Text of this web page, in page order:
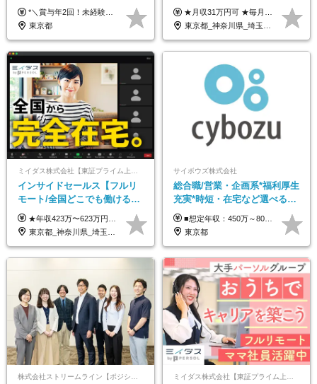
120日*土日祝休み*残業ほぼな
し*育児中社員8割以上
*＼賞与年2回！未経験から月給28万円スタート／* ◆月給28万～40万円＋賞与年2回＋各種インセンティブ ※経験・スキルを考慮の上、決定します ※試用期間6ヶ月間あり（期間中は月給26万円～になります。その他待遇等に差異はありません） ※月給には月35時間分の固定残業代含む（月5万4800円/超過分別途支給） ※ほとんどのメンバーが残業ゼロです！フレックスタイム制のため、自分の生活に合わせて調整できます。 ＼希望性で土曜日出勤あり／ お客様より「土曜日に応募者の対応をしてほしい」という ご要望を受けた際に、応募者対応⇒求職者との メッセージのやり取りなど、対応が発生する場合があります。 ※土曜日に出勤いただく場合は ・2時間稼働：4500円 ・4時間稼働：9000円 の給与が発生。勤務時間が4時間超えることは原則ありません。 短期間で高い給与をGETできるチャンスです♪
東京都
可/月最大3万のインセンティ
ブ支給/平均年齢33歳
★月収31万円可 ★毎月「最大3万円」のインセンティブあり 月給266,228円～＋スキル手当（15,000円）＋インセンティブ（月最大3万円） ※月給例（月額最大額）：281,228 円＋残業代発生分 インセンティブを最大まで取得できた場合は、月額最大額：311,228円＋残業代発生分 となります ※経験・スキルなどを考慮し決定します ※残業代は1分単位で支給 ※試用期間3ヵ月あり（契約社員期間も給与・待遇に変更なし） ※インセンティブは効率性、顧客満足、勤怠状況等の結果により毎月金額が決定されます。 ＼”頑張り”はインセンティブで還元！／ 入社3ヶ月目から、目標数字やKPI、勤怠状況、お客様アンケートなどをもとに評価をスタート。 最短4ヶ月目にはインセンティブの支給も可能です！
東京都_神奈川県_埼玉県_千葉県_大阪府_愛知県_北海道_青森県_岩手県_宮城県_秋田県_山形県_福島県_茨城県_栃木県_群馬県_新潟県_山梨県_長野県_富山県_石川県_福井県_静岡県_岐阜県_三重県_兵庫県_京都府_滋賀県_奈良県_和歌山県_広島県_岡山県_鳥取県_島根県_山口県_徳島県_香川県_愛媛県_高知県_福岡県_熊本県_佐賀県_長崎県_大分県_宮崎県_鹿児島県_沖縄県
インサイドセールス【フルリ
モート/全国どこでも働ける】
未経験OK*土日祝休み*残業少
なめ*在宅勤務手当あり
★年収423万〜623万円のモデルあり（想定時間外手当10時間分含む） ★半年に一度ドカンと支給のボーナスあり（半年に1度最大150万円） 月給25万円〜＋各種手当＋インセンティブ ＊リモートワーク手当（4000円/月） ＊リモートワーク一時金（1万5000円） ＊残業手当全額支給 ※経験・スキルにより月給を決定します ※試用期間：2ヵ月あり。期間中の雇用形態・給与・待遇に変更はありません 《頑張りはインセンティブとして還元！》 当社は5段階の評価制度を導入。 半期に1回の評価で最高ランク（5点）を獲得したメンバーには、 150万円のインセンティブを支給！ これが半年に一度のインセンティブとして支給されるため、 成果を出した分だけまとまった収入を得られる仕組みです。 【固定残業代について】 なし（残業代は、実際の労働時間に応じて別途全額支給）
東京都_神奈川県_埼玉県_千葉県_大阪府_愛知県_北海道_青森県_岩手県_宮城県_秋田県_山形県_福島県_茨城県_栃木県_群馬県_新潟県_山梨県_長野県_富山県_石川県_福井県_静岡県_岐阜県_三重県_兵庫県_京都府_滋賀県_奈良県_和歌山県_広島県_岡山県_鳥取県_島根県_山口県_徳島県_香川県_愛媛県_高知県_福岡県_熊本県_佐賀県_長崎県_大分県_宮崎県_鹿児島県_沖縄県
サイボウズ株式会社
総合職/営業・企画系*福利厚生
充実*時短・在宅など選べる働
き方*賞与年2回
■想定年収：450万～800万円（基本給12ヶ月分＋賞与2ヶ月分） ※上記想定年収はフルタイムの働き方を想定しています。 それ以外の働き方（勤務日数、時短、固定残業時間数の変更など）の場合 上記想定年収の支給を確約するものではありません ※賞与は全社の業績に応じて変動の可能性があります ※ご経験・スキルを考慮のうえ、当社規定により優遇します （試用期間3ヶ月有/給与・待遇に差異なし） ■昇給年1回 ■賞与年2回（2月・8月）
東京都